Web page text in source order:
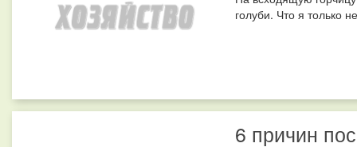
голуби. Что я только
6 причин